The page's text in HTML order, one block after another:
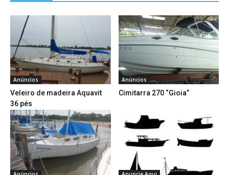
Anúncios
Veleiro de madeira Aquavit
36 pés
Anúncios
Cimitarra 270 “Gioia”